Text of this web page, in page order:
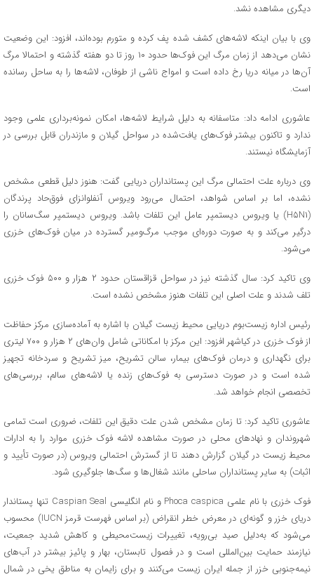
دیگری مشاهده نشد.
وی با بیان اینکه لاشه‌های کشف شده پف کرده و متورم بوده‌اند، افزود: این وضعیت
نشان می‌دهد از زمان مرگ این فوک‌ها حدود ۱۰ روز تا دو هفته گذشته و احتمالا مرگ
آن‌ها در میانه دریا رخ داده است و امواج ناشی از طوفان، لاشه‌ها را به ساحل رسانده
است.
عاشوری ادامه داد: متاسفانه به دلیل شرایط لاشه‌ها، امکان نمونه‌برداری علمی وجود
ندارد و تاکنون بیشتر فوک‌های یافت‌شده در سواحل گیلان و مازندران قابل بررسی در
آزمایشگاه نیستند.
وی درباره علت احتمالی مرگ این پستانداران دریایی گفت: هنوز دلیل قطعی مشخص
نشده، اما بر اساس شواهد، احتمال می‌رود ویروس آنفلوانزای فوق‌حاد پرندگان
(H۵N۱) یا ویروس دیستمپر عامل این تلفات باشد. ویروس دیستمپر سگ‌سانان را
درگیر می‌کند و به صورت دوره‌ای موجب مرگ‌ومیر گسترده در میان فوک‌های خزری
می‌شود.
وی تاکید کرد: سال گذشته نیز در سواحل قزاقستان حدود ۲ هزار و ۵۰۰ فوک خزری
تلف شدند و علت اصلی این تلفات هنوز مشخص نشده است.
رئیس اداره زیست‌بوم دریایی محیط زیست گیلان با اشاره به آماده‌سازی مرکز حفاظت
از فوک خزری در کیاشهر افزود: این مرکز با امکاناتی شامل وان‌های ۲ هزار و ۷۰۰ لیتری
برای نگهداری و درمان فوک‌های بیمار، سالن تشریح، میز تشریح و سردخانه تجهیز
شده است و در صورت دسترسی به فوک‌های زنده یا لاشه‌های سالم، بررسی‌های
تخصصی انجام خواهد شد.
عاشوری تاکید کرد: تا زمان مشخص شدن علت دقیق این تلفات، ضروری است تمامی
شهروندان و نهادهای محلی در صورت مشاهده لاشه فوک خزری موارد را به ادارات
محیط زیست در گیلان گزارش دهند تا از گسترش احتمالی ویروس (در صورت تأیید و
اثبات) به سایر پستانداران ساحلی مانند شغال‌ها و سگ‌ها جلوگیری شود.
فوک خزری با نام علمی Phoca caspica و نام انگلیسی Caspian Seal تنها پستاندار
دریای خزر و گونه‌ای در معرض خطر انقراض (بر اساس فهرست قرمز IUCN) محسوب
می‌شود که به‌دلیل صید بی‌رویه، تغییرات زیست‌محیطی و کاهش شدید جمعیت،
نیازمند حمایت بین‌المللی است و در فصول تابستان، بهار و پائیز بیشتر در آب‌های
نیمه‌جنوبی خزر از جمله ایران زیست می‌کنند و برای زایمان به مناطق یخی در شمال